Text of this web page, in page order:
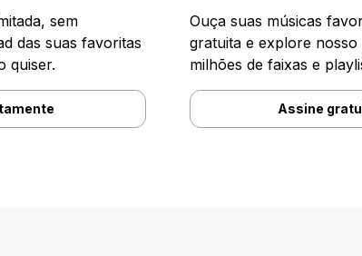
sem
das suas favoritas
quiser.
Ouça suas músicas
gratuita e explore
milhões de faixas e
Assine